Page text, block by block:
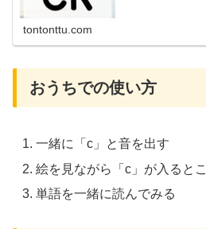
tontonttu.com
おうちでの使い方
一緒に「c」と音を出す
絵を見ながら「c」が入ると
単語を一緒に読んでみる